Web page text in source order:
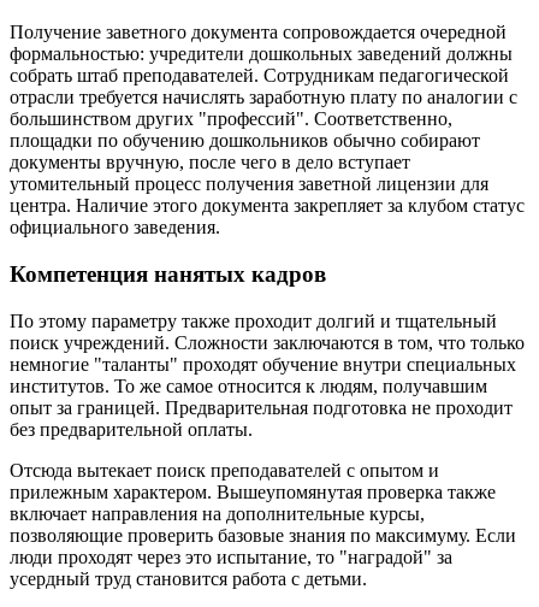
Получение заветного документа сопровождается очередной
формальностью: учредители дошкольных заведений должны
собрать штаб преподавателей. Сотрудникам педагогической
отрасли требуется начислять заработную плату по аналогии с
большинством других "профессий". Соответственно,
площадки по обучению дошкольников обычно собирают
документы вручную, после чего в дело вступает
утомительный процесс получения заветной лицензии для
центра. Наличие этого документа закрепляет за клубом статус
официального заведения.
Компетенция нанятых кадров
По этому параметру также проходит долгий и тщательный
поиск учреждений. Сложности заключаются в том, что только
немногие "таланты" проходят обучение внутри специальных
институтов. То же самое относится к людям, получавшим
опыт за границей. Предварительная подготовка не проходит
без предварительной оплаты.
Отсюда вытекает поиск преподавателей с опытом и
прилежным характером. Вышеупомянутая проверка также
включает направления на дополнительные курсы,
позволяющие проверить базовые знания по максимуму. Если
люди проходят через это испытание, то "наградой" за
усердный труд становится работа с детьми.